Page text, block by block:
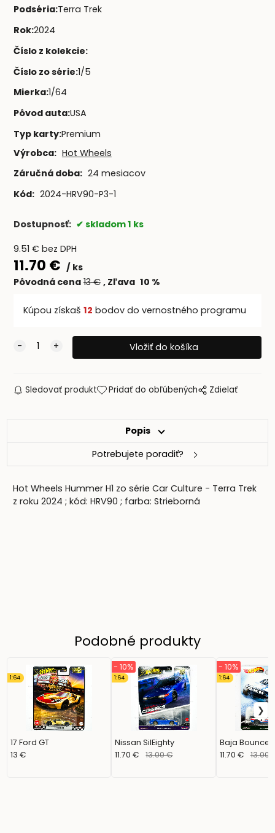
Podséria:Terra Trek
Rok:2024
Číslo z kolekcie:
Číslo zo série:1/5
Mierka:1/64
Pôvod auta:USA
Typ karty:Premium
Výrobca: Hot Wheels
Záručná doba: 24 mesiacov
Kód: 2024-HRV90-P3-1
Dostupnosť: skladom 1 ks
9.51 € bez DPH
11.70 €
ks
Pôvodná cena 13€ Zľava 10 %
Kúpou získaš 12 bodov do vernostného programu
Sledovať produkt Pridať do obľúbených Zdielať
Popis
Potrebujete poradiť?
Hot Wheels Hummer H1 zo série Car Culture - Terra Trek
z roku 2024 ; kód: HRV90 ; farba: Strieborná
Podobné produkty
17 Ford GT
1:64
13 €
Nissan SilEighty
1:64
- 10%
11.70 € 13.00 €
Baja Bouncer
1:64
- 10%
11.70 € 13.00